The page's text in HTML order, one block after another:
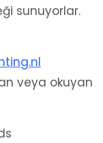
sunuyorlar.
veya okuyan